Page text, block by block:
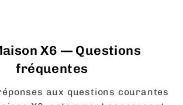
X6 — Questions
fréquentes
aux questions courantes